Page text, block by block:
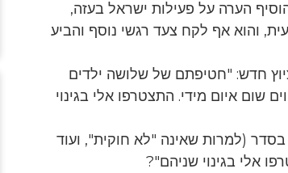
הערה על פעילות ישראל בעזה,
והוא אף לקח צעד רגשי נוסף והביע
חדש: "חטיפתם של שלושה ילדים
שום איום מידי. התצטרפו אלי בגינוי
בסדר (למרות שאינה "לא חוקית", ועוד
אלי בגינוי שניהם"?